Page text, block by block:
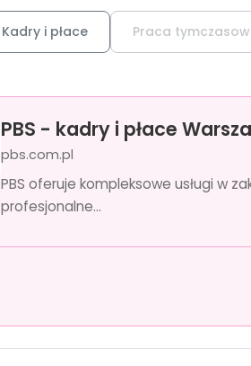
Kadry i płace Praca
PBS - kadry i płace
pbs.com.pl
PBS oferuje kompleksowe usługi w
profesjonalne...